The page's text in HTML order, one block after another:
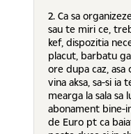
2. Ca sa
sau te miri ce,
kef, dispozitia
placut, barbatu
ore dupa caz, asa
vina aksa, sa-si ia
mearga la sala sa
abonament bine-
de Euro pt ca